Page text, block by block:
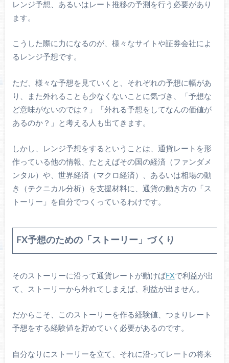
レンジ予想、あるいはレート推移の予測を行う必要があり
ます。
こうした際に力になるのが、様々なサイトや証券会社によ
るレンジ予想です。
ただ、様々な予想を見ていくと、それぞれの予想に幅があ
り、また外れることも少なくないことに気づき、「予想な
ど意味がないのでは？」「外れる予想をしてなんの価値が
あるのか？」と考える人も出てきます。
しかし、レンジ予想をするということは、通貨レートを形
作っている他の情報、たとえばその国の経済（ファンダメ
ンタル）や、世界経済（マクロ経済）、あるいは相場の動
き（テクニカル分析）を支援材料に、通貨の動き方の「ス
トーリー」を自分でつくっているわけです。
FX予想のための「ストーリー」づくり
そのストーリーに沿って通貨レートが動けばFXで利益が出
て、ストーリーから外れてしまえば、利益が出ません。
だからこそ、このストーリーを作る経験値、つまりレート
予想をする経験値を貯めていく必要があるのです。
自分なりにストーリーを立て、それに沿ってレートの将来